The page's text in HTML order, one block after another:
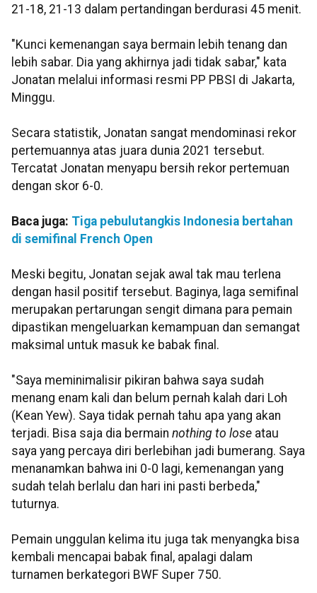
21-18, 21-13 dalam pertandingan berdurasi 45 menit.
"Kunci kemenangan saya bermain lebih tenang dan
lebih sabar. Dia yang akhirnya jadi tidak sabar," kata
Jonatan melalui informasi resmi PP PBSI di Jakarta,
Minggu.
Secara statistik, Jonatan sangat mendominasi rekor
pertemuannya atas juara dunia 2021 tersebut.
Tercatat Jonatan menyapu bersih rekor pertemuan
dengan skor 6-0.
Baca juga: Tiga pebulutangkis Indonesia bertahan
di semifinal French Open
Meski begitu, Jonatan sejak awal tak mau terlena
dengan hasil positif tersebut. Baginya, laga semifinal
merupakan pertarungan sengit dimana para pemain
dipastikan mengeluarkan kemampuan dan semangat
maksimal untuk masuk ke babak final.
"Saya meminimalisir pikiran bahwa saya sudah
menang enam kali dan belum pernah kalah dari Loh
(Kean Yew). Saya tidak pernah tahu apa yang akan
terjadi. Bisa saja dia bermain nothing to lose atau
saya yang percaya diri berlebihan jadi bumerang. Saya
menanamkan bahwa ini 0-0 lagi, kemenangan yang
sudah telah berlalu dan hari ini pasti berbeda,"
tuturnya.
Pemain unggulan kelima itu juga tak menyangka bisa
kembali mencapai babak final, apalagi dalam
turnamen berkategori BWF Super 750.